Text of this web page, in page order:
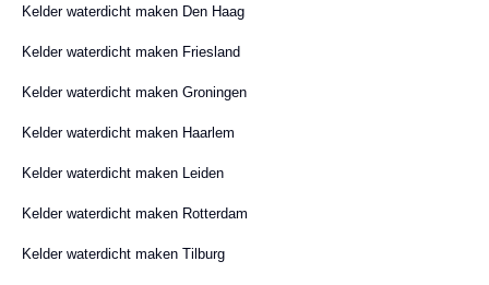
Kelder waterdicht maken Den Haag
Kelder waterdicht maken Friesland
Kelder waterdicht maken Groningen
Kelder waterdicht maken Haarlem
Kelder waterdicht maken Leiden
Kelder waterdicht maken Rotterdam
Kelder waterdicht maken Tilburg